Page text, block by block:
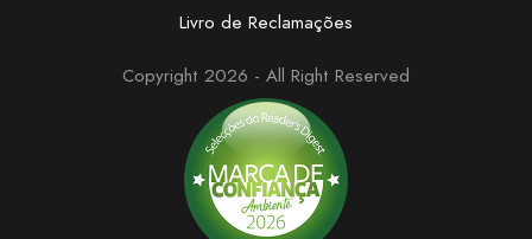
Livro de Reclamações
Copyright 2026 - All Right Reserved